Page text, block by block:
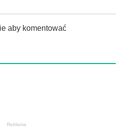
aby komentować
Reklama